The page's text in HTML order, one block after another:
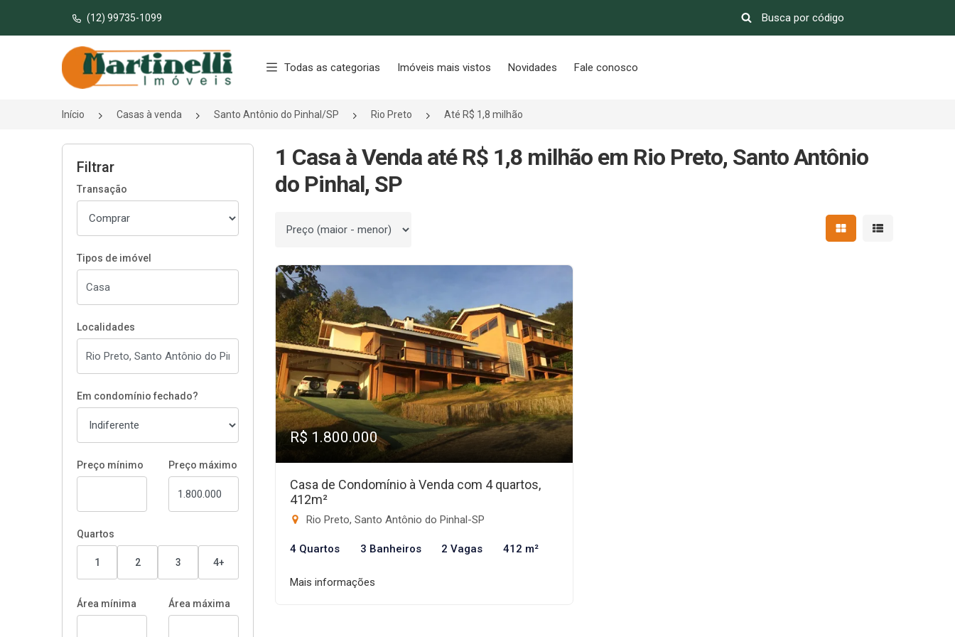
(12) 99735-1099
Página inicial
Todas as categorias Imóveis mais vistos Novidades Fale conosco
Início Casas à venda Santo Antônio do Pinhal/SP Rio Preto Até R$ 1,8 milhão
Filtrar
Transação
Tipos de imóvel
Localidades
Em condomínio fechado?
Preço mínimo Preço máximo
Quartos
1 2 3 4+
Área mínima Área máxima
1 Casa à Venda até R$ 1,8 milhão em Rio Preto, Santo Antônio
do Pinhal, SP
Ordenar por Mostrar resultados em
Mostrar
R$ 1.800.000
Casa de Condomínio à Venda com 4 quartos,
412m²
Rio Preto, Santo Antônio do Pinhal-SP
4 Quartos 3 Banheiros 2 Vagas 412 m²
Mais informações